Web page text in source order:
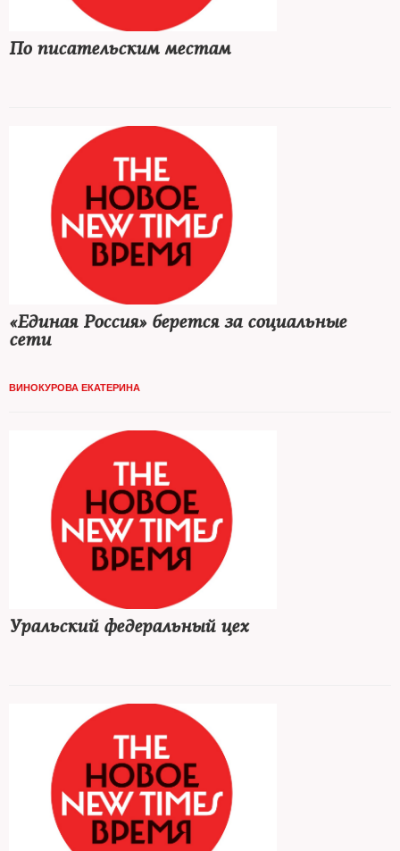
По писательским местам
«Единая Россия» берется за социальные
сети
ВИНОКУРОВА ЕКАТЕРИНА
Уральский федеральный цех